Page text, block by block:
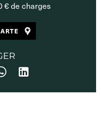
€ de charges